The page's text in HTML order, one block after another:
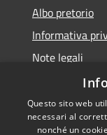
Albo pretorio
Informativa
Note legali
Dichiarazione
Questo sito web
necessari al
nonché un